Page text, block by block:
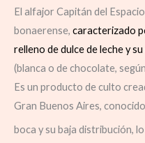
El alfajor Capitán del
bonaerense, caracterizado
relleno de dulce de leche y
(blanca o de chocolate,
Es un producto de culto
Gran Buenos Aires,
boca y su baja distribución,